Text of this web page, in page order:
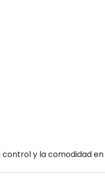
control y la comodidad en